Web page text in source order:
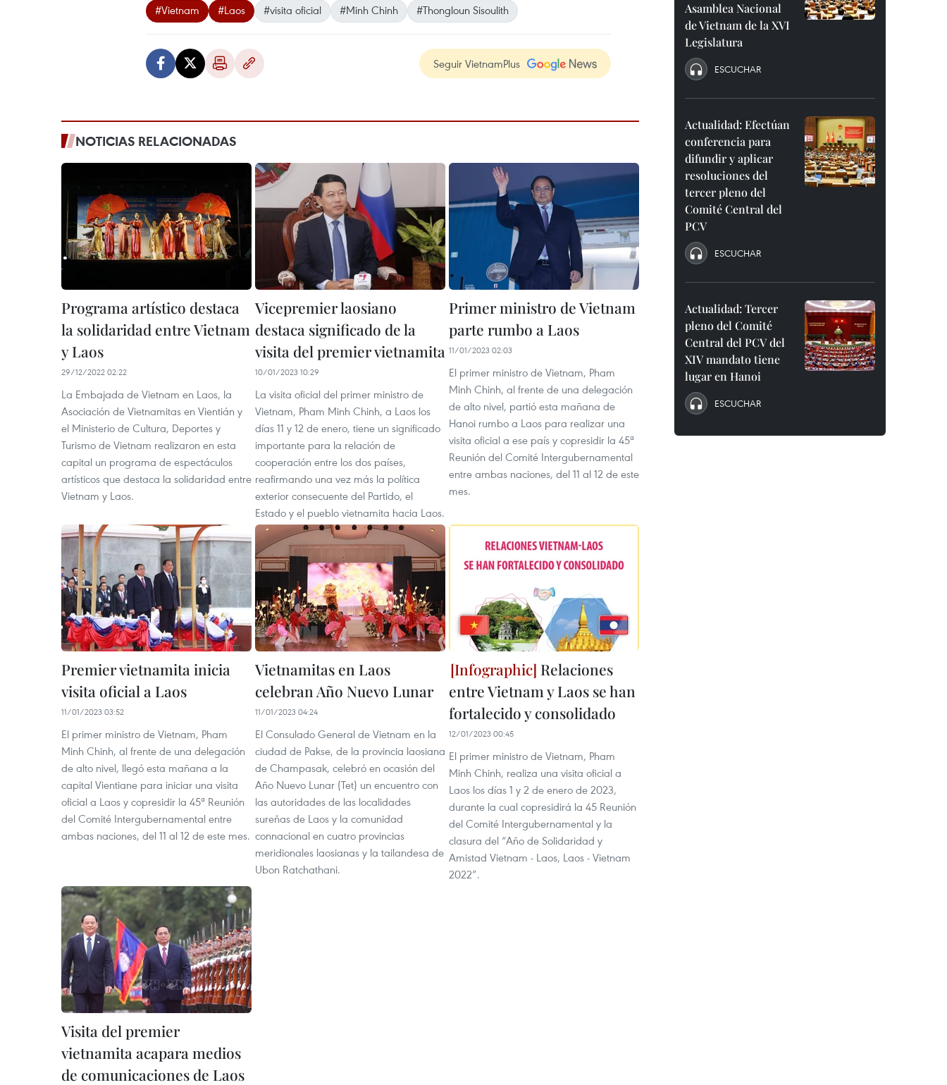
#Vietnam #Laos #visita oficial #Minh Chinh #Thongloun Sisoulith
Seguir VietnamPlus
NOTICIAS RELACIONADAS
Programa artístico destaca
la solidaridad entre Vietnam
y Laos
29/12/2022 02:22
La Embajada de Vietnam en Laos, la
Asociación de Vietnamitas en Vientián y
el Ministerio de Cultura, Deportes y
Turismo de Vietnam realizaron en esta
capital un programa de espectáculos
artísticos que destaca la solidaridad entre
Vietnam y Laos.
Vicepremier laosiano
destaca significado de la
visita del premier vietnamita
10/01/2023 10:29
La visita oficial del primer ministro de
Vietnam, Pham Minh Chinh, a Laos los
días 11 y 12 de enero, tiene un significado
importante para la relación de
cooperación entre los dos países,
reafirmando una vez más la política
exterior consecuente del Partido, el
Estado y el pueblo vietnamita hacia Laos.
Primer ministro de Vietnam
parte rumbo a Laos
11/01/2023 02:03
El primer ministro de Vietnam, Pham
Minh Chinh, al frente de una delegación
de alto nivel, partió esta mañana de
Hanoi rumbo a Laos para realizar una
visita oficial a ese país y copresidir la 45ª
Reunión del Comité Intergubernamental
entre ambas naciones, del 11 al 12 de este
mes.
Premier vietnamita inicia
visita oficial a Laos
11/01/2023 03:52
El primer ministro de Vietnam, Pham
Minh Chinh, al frente de una delegación
de alto nivel, llegó esta mañana a la
capital Vientiane para iniciar una visita
oficial a Laos y copresidir la 45ª Reunión
del Comité Intergubernamental entre
ambas naciones, del 11 al 12 de este mes.
Vietnamitas en Laos
celebran Año Nuevo Lunar
11/01/2023 04:24
El Consulado General de Vietnam en la
ciudad de Pakse, de la provincia laosiana
de Champasak, celebró en ocasión del
Año Nuevo Lunar (Tet) un encuentro con
las autoridades de las localidades
sureñas de Laos y la comunidad
connacional en cuatro provincias
meridionales laosianas y la tailandesa de
Ubon Ratchathani.
Relaciones
entre Vietnam y Laos se han
fortalecido y consolidado
12/01/2023 00:45
El primer ministro de Vietnam, Pham
Minh Chinh, realiza una visita oficial a
Laos los días 1 y 2 de enero de 2023,
durante la cual copresidirá la 45 Reunión
del Comité Intergubernamental y la
clasura del “Año de Solidaridad y
Amistad Vietnam - Laos, Laos - Vietnam
2022”.
Visita del premier
vietnamita acapara medios
de comunicaciones de Laos
Asamblea Nacional
de Vietnam de la XVI
Legislatura
ESCUCHAR
Actualidad: Efectúan
conferencia para
difundir y aplicar
resoluciones del
tercer pleno del
Comité Central del
PCV
ESCUCHAR
Actualidad: Tercer
pleno del Comité
Central del PCV del
XIV mandato tiene
lugar en Hanoi
ESCUCHAR